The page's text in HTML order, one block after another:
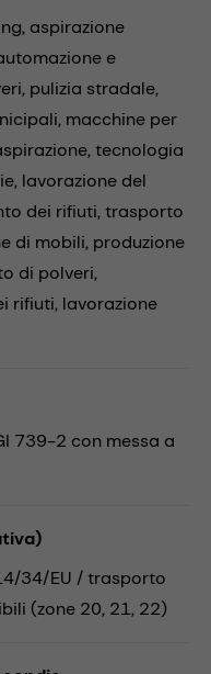
aspirazione
e
pulizia stradale,
macchine per
tecnologia
lavorazione del
dei rifiuti,trasporto
di mobili, produzione
di polveri,
rifiuti, lavorazione
739-2 con messa a
34/EU / trasporto
(zone 20, 21, 22)